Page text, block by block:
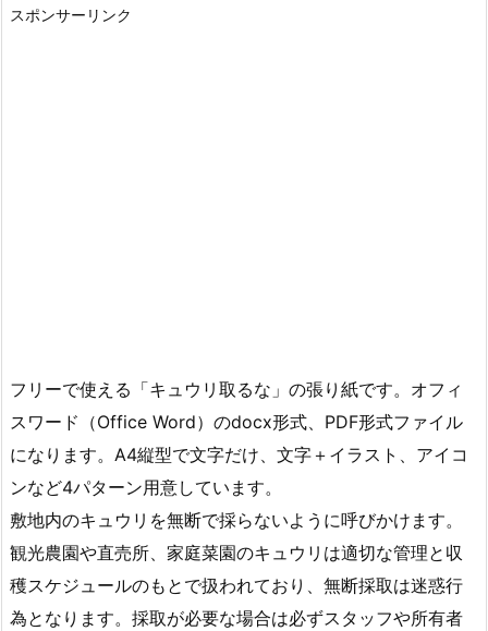
スポンサーリンク
フリーで使える「キュウリ取るな」の張り紙です。オフィ
スワード（Office Word）のdocx形式、PDF形式ファイル
になります。A4縦型で文字だけ、文字＋イラスト、アイコ
ンなど4パターン用意しています。
敷地内のキュウリを無断で採らないように呼びかけます。
観光農園や直売所、家庭菜園のキュウリは適切な管理と収
穫スケジュールのもとで扱われており、無断採取は迷惑行
為となります。採取が必要な場合は必ずスタッフや所有者